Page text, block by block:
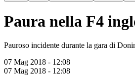
Paura nella F4
Pauroso incidente durante la gara di
07 Mag 2018 - 12:08
07 Mag 2018 - 12:08